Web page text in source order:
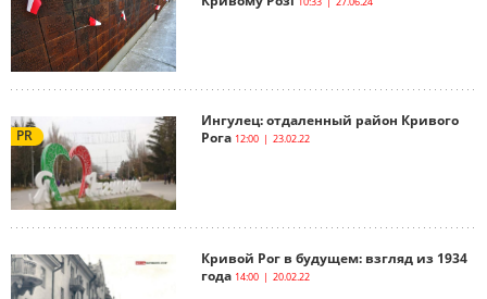
PR
Ингулец: отдаленный район Кривого
Рога 12:00 | 23.02.22
Кривой Рог в будущем: взгляд из 1934
года 14:00 | 20.02.22